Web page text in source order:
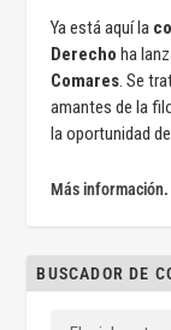
Ya está aquí la
Derecho ha
Comares . Se
amantes de la
la oportunidad
Más información.
BUSCADOR DE